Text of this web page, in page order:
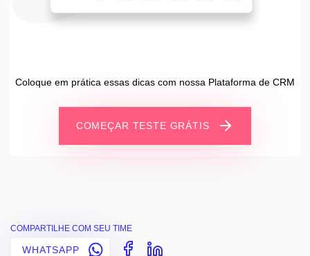
Coloque em prática essas dicas com nossa Plataforma de CRM
COMEÇAR TESTE GRÁTIS
COMPARTILHE COM SEU TIME
WHATSAPP